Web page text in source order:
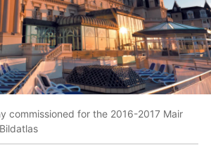
commissioned for the 2016-2017 Mair